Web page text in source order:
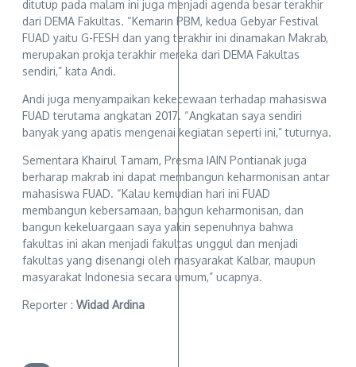
ditutup pada malam ini juga menjadi agenda besar terakhir
dari DEMA Fakultas. “Kemarin PBM, kedua Gebyar Festival
FUAD yaitu G-FESH dan yang terakhir ini dinamakan Makrab,
merupakan prokja terakhir mereka dari DEMA Fakultas
sendiri,” kata Andi.
Andi juga menyampaikan kekecewaan terhadap mahasiswa
FUAD terutama angkatan 2017. “Angkatan saya sendiri
banyak yang apatis mengenai kegiatan seperti ini,” tuturnya.
Sementara Khairul Tamam, Presma IAIN Pontianak juga
berharap makrab ini dapat membangun keharmonisan antar
mahasiswa FUAD. “Kalau kemudian hari ini FUAD
membangun kebersamaan, bangun keharmonisan, dan
bangun kekeluargaan saya yakin sepenuhnya bahwa
fakultas ini akan menjadi fakultas unggul dan menjadi
fakultas yang disenangi oleh masyarakat Kalbar, maupun
masyarakat Indonesia secara umum,” ucapnya.
Reporter : Widad Ardina